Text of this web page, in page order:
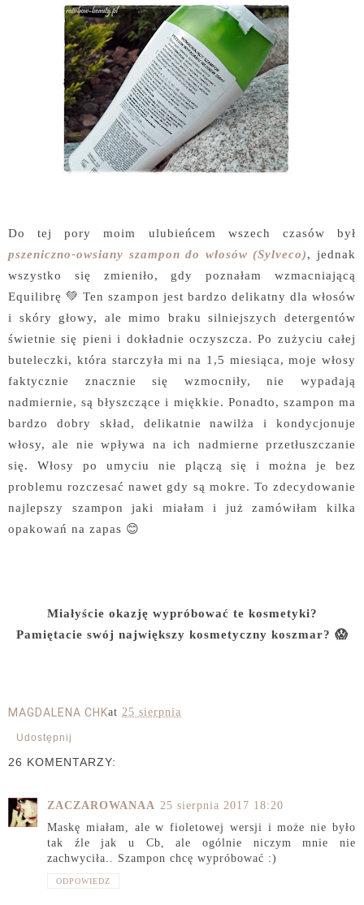
Do tej pory moim ulubieńcem wszech czasów był
pszeniczno-owsiany szampon do włosów (Sylveco), jednak
wszystko się zmieniło, gdy poznałam wzmacniającą
Equilibrę 💚 Ten szampon jest bardzo delikatny dla włosów
i skóry głowy, ale mimo braku silniejszych detergentów
świetnie się pieni i dokładnie oczyszcza. Po zużyciu całej
buteleczki, która starczyła mi na 1,5 miesiąca, moje włosy
faktycznie znacznie się wzmocniły, nie wypadają
nadmiernie, są błyszczące i miękkie. Ponadto, szampon ma
bardzo dobry skład, delikatnie nawilża i kondycjonuje
włosy, ale nie wpływa na ich nadmierne przetłuszczanie
się. Włosy po umyciu nie plączą się i można je bez
problemu rozczesać nawet gdy są mokre. To zdecydowanie
najlepszy szampon jaki miałam i już zamówiłam kilka
opakowań na zapas 😊
Miałyście okazję wypróbować te kosmetyki?
Pamiętacie swój największy kosmetyczny koszmar? 😱
MAGDALENA CHKat 25 sierpnia
Udostępnij
26 KOMENTARZY:
ZACZAROWANAA 25 sierpnia 2017 18:20
Maskę miałam, ale w fioletowej wersji i może nie było
tak źle jak u Cb, ale ogólnie niczym mnie nie
zachwyciła.. Szampon chcę wypróbować :)
ODPOWIEDZ